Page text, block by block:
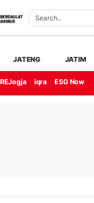
JATENG JATIM
REJogja iqra ESG Now